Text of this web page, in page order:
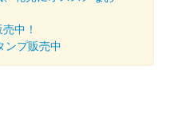
（霜月） 2025年版
中！
ンプ販売中